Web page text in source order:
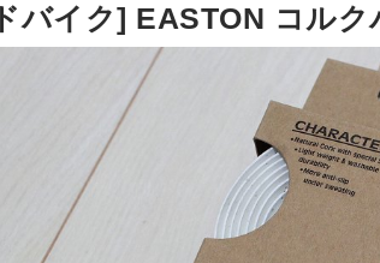
バイク] EASTON コルク